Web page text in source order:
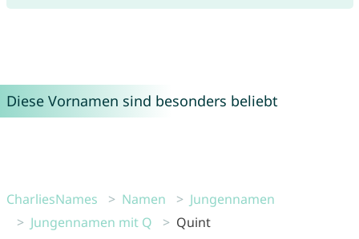
Diese Vornamen sind besonders beliebt
CharliesNames Namen
Jungennamen
Jungennamen mit Q
Quint